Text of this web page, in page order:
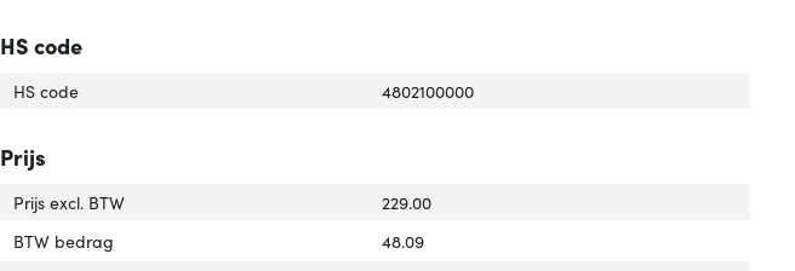
HS code
HS code 4802100000
Prijs
Prijs excl. BTW
229.00
BTW bedrag
48.09